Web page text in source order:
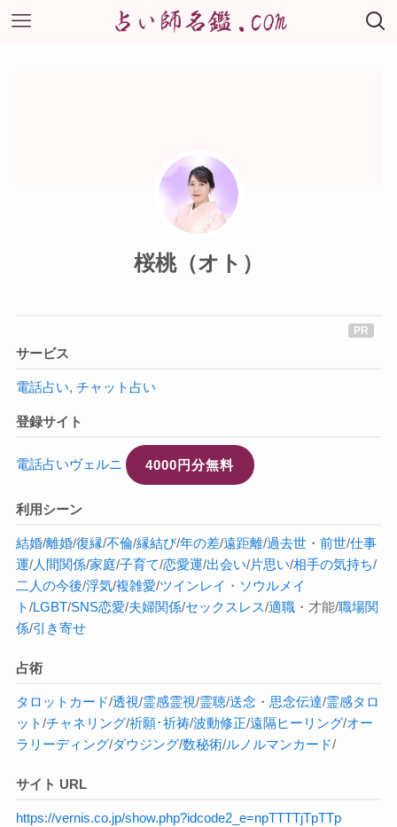
桜桃（オト）
サービス
電話占い, チャット占い
登録サイト
電話占いヴェルニ 4000円分無料
利用シーン
結婚/離婚/復縁/不倫/縁結び/年の差/遠距離/過去世・ 前世/仕事
運/人間関係/家庭/子育て/恋愛運/出会い/片思い/相手の気持ち/
二人の今後/浮気/複雑愛/ツインレイ ・ ソウルメイ
ト/LGBT/SNS恋愛/夫婦関係/セックスレス/適職・才能/職場関
係/引き寄せ
占術
タロットカード/透視/霊感霊視/霊聴/送念 ・ 思念伝達/霊感タロ
ット/チャネリング/祈願･祈祷/波動修正/遠隔ヒーリング/オー
ラ リーディング/ダウジング/数秘術/ルノルマンカード/
サイト URL
https://vernis.co.jp/show.php?idcode2_e=npTTTTjTpTTp